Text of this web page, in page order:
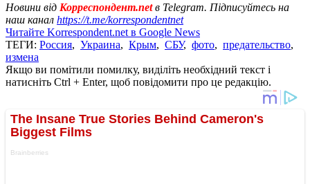
Новини від Корреспондент.netв Telegram. Підписуйтесь на
наш канал https://t.me/korrespondentnet
Читайте Korrespondent.net в Google News
ТЕГИ: Россия, Украина, Крым, СБУ, фото, предательство,
измена
Якщо ви помітили помилку, виділіть необхідний текст і
натисніть Ctrl + Enter, щоб повідомити про це редакцію.